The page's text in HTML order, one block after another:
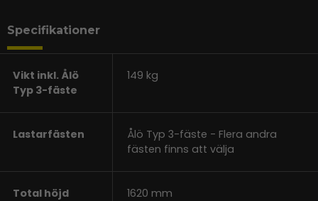
Specifikationer
Vikt inkl. Ålö
Typ 3-fäste
149 kg
Lastarfästen
Ålö Typ 3-fäste - Flera andra
fästen finns att välja
Total höjd 1620 mm